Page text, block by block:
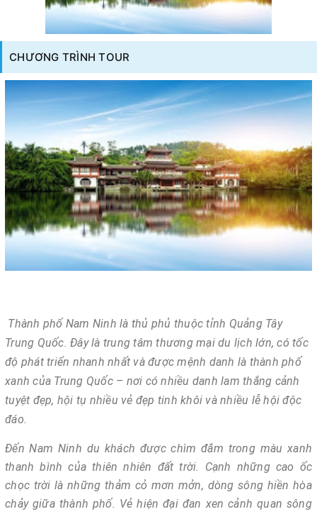
CHƯƠNG TRÌNH TOUR
Thành phố Nam Ninh là thủ phủ thuộc tỉnh Quảng Tây
Trung Quốc. Đây là trung tâm thương mại du lịch lớn, có tốc
độ phát triển nhanh nhất và được mệnh danh là thành phố
xanh của Trung Quốc – nơi có nhiều danh lam thắng cảnh
tuyệt đẹp, hội tụ nhiều vẻ đẹp tinh khôi và nhiều lễ hội độc
đáo.
Đến Nam Ninh du khách được chìm đắm trong màu xanh
thanh bình của thiên nhiên đất trời. Cạnh những cao ốc
chọc trời là những thảm cỏ mơn mởn, dòng sông hiền hòa
chảy giữa thành phố. Vẻ hiện đại đan xen cảnh quan sông